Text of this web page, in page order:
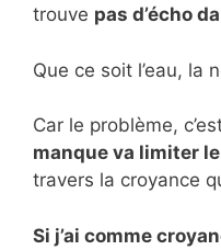
trouve pas d’écho
Que ce soit l’eau, la
Car le problème,
manque va limiter
travers la croyance
Si j’ai comme